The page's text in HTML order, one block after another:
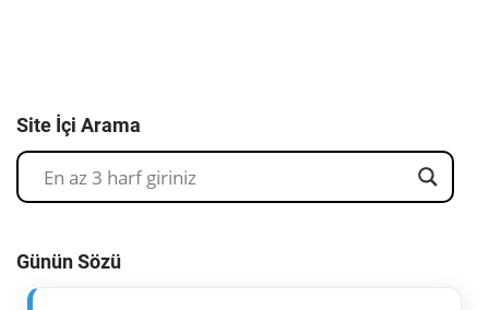
Site İçi Arama
Günün Sözü